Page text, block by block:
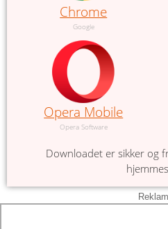
Chrome
Google
Opera Mobile
Opera Software
Downloadet er sikker og